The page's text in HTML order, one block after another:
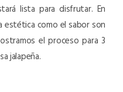
lista para disfrutar. En
estética como el sabor son
el proceso para 3
jalapeña.